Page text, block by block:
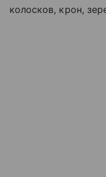
колосков, крон,